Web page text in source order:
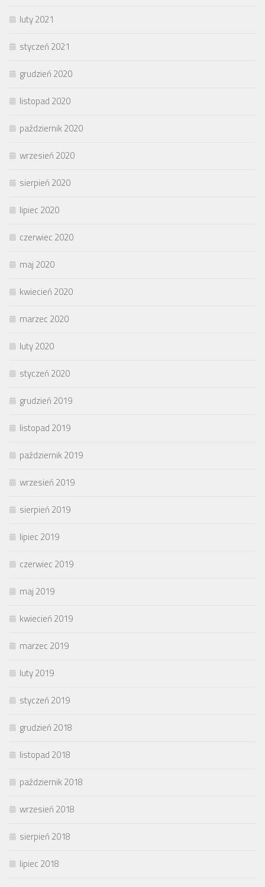
luty 2021
styczeń 2021
grudzień 2020
listopad 2020
październik 2020
wrzesień 2020
sierpień 2020
lipiec 2020
czerwiec 2020
maj 2020
kwiecień 2020
marzec 2020
luty 2020
styczeń 2020
grudzień 2019
listopad 2019
październik 2019
wrzesień 2019
sierpień 2019
lipiec 2019
czerwiec 2019
maj 2019
kwiecień 2019
marzec 2019
luty 2019
styczeń 2019
grudzień 2018
listopad 2018
październik 2018
wrzesień 2018
sierpień 2018
lipiec 2018